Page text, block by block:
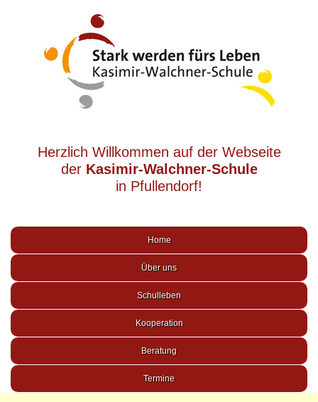
Herzlich Willkommen auf der Webseite
der Kasimir-Walchner-Schule
in Pfullendorf!
Home
Über uns
Schulleben
Kooperation
Beratung
Termine